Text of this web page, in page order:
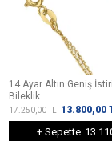
14 Ayar Altın Geniş
Bileklik
17.250,00TL 13.800,00
+ Sepette